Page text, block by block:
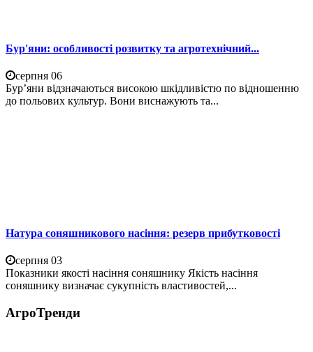
Бур'яни: особливості розвитку та агротехнічний...
серпня 06
Бур’яни відзначаються високою шкідливістю по відношенню
до польових культур. Вони виснажують та...
Натура соняшникового насіння: резерв прибутковості
серпня 03
Показники якості насіння соняшнику Якість насіння
соняшнику визначає сукупність властивостей,...
АгроТренди